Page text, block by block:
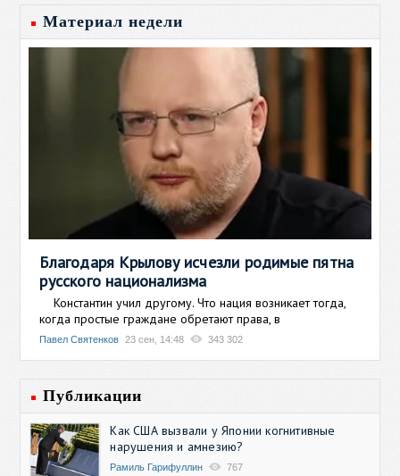
Материал недели
Благодаря Крылову исчезли родимые пятна
русского национализма
Константин учил другому. Что нация возникает тогда,
когда простые граждане обретают права, в
Павел Святенков 23 сен, 14:48 343 302
Публикации
Как США вызвали у Японии когнитивные
нарушения и амнезию?
Рамиль Гарифуллин 767